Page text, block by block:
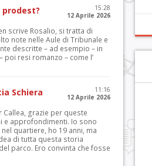
prodest?
15:28
12 Aprile 2026
scrive Rosalio, si tratta di
note nelle Aule di Tribunale e
descritte – ad esempio – in
poi resi romanzo – come l’
Schiera
11:16
12 Aprile 2026
Callea, grazie per queste
e approfondimenti. Io sono
quartiere, ho 19 anni, ma
di tutta questa storia
parco. Ero convinta che fosse